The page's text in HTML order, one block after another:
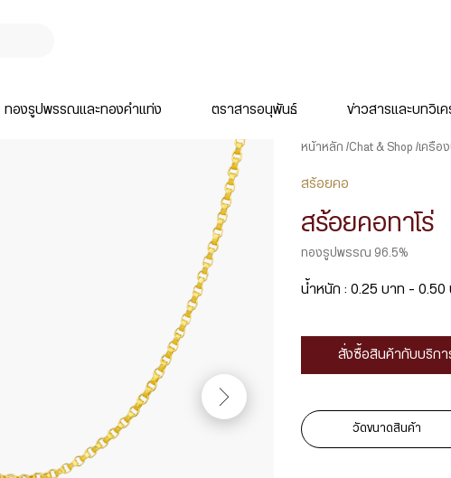
ทองรูปพรรณและทองคำแท่ง ตราสารอนุพันธ์ ข่าวสารและบทวิเค
หน้าหลัก Chat & Shop เครื่อ
สร้อยคอ
สร้อยคอทาโร่
ทองรูปพรรณ 96.5%
น้ำหนัก : 0.25 บาท – 0.50
สั่งซื้อสินค้ากับบริกา
วัดขนาดสินค้า